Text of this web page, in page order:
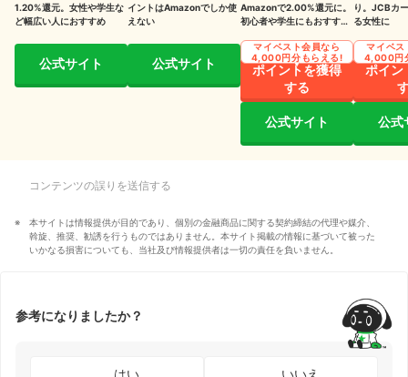
1.20%還元。女性や学生な
ど幅広い人におすすめ
公式サイト
イントはAmazonでしか使
えない
公式サイト
Amazonで2.00%還元に。
初心者や学生にもおすすめ
ポイントを獲得
する
マイベスト会員なら
4,000円分もらえる!
公式サイト
り。JCBカ
る女性に
ポイン
マイベス
4,000円
公式
コンテンツの誤りを送信する
本サイトは情報提供が目的であり、個別の金融商品に関する契約締結の代理や媒介、
斡旋、推奨、勧誘を行うものではありません。本サイト掲載の情報に基づいて被った
いかなる損害についても、当社及び情報提供者は一切の責任を負いません。
参考になりましたか？